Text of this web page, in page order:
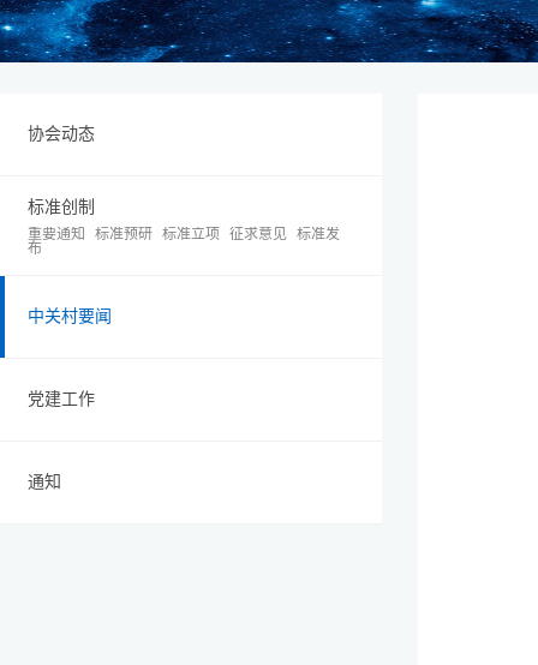
协会动态
标准创制
重要通知 标准预研 标准立项 征求意见 标准发
布
中关村要闻
党建工作
通知